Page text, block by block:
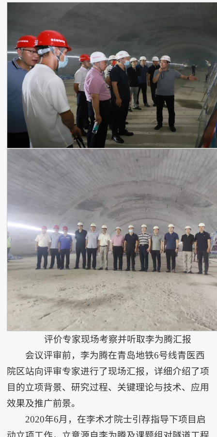
评价专家现场考察并听取李为腾汇报
会议评审前，李为腾在青岛地铁6号线青医西
院区站向评审专家进行了现场汇报，详细介绍了项
目的立项背景、研究过程、关键理论与技术、应用
效果及推广前景。
2020年6月，在李术才院士引荐指导下项目启